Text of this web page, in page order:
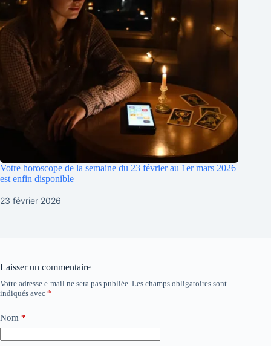
Votre horoscope de la semaine du 23 février au 1er mars 2026
est enfin disponible
23 février 2026
Laisser un commentaire
Votre adresse e-mail ne sera pas publiée. Les champs obligatoires sont
indiqués avec *
Nom *